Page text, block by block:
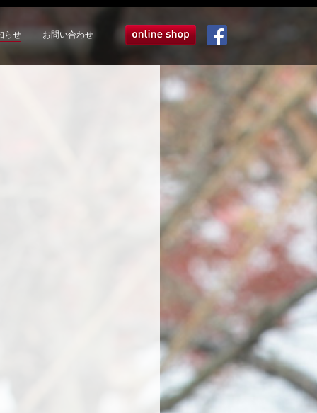
らせ お問い合わせ オンラインショップ